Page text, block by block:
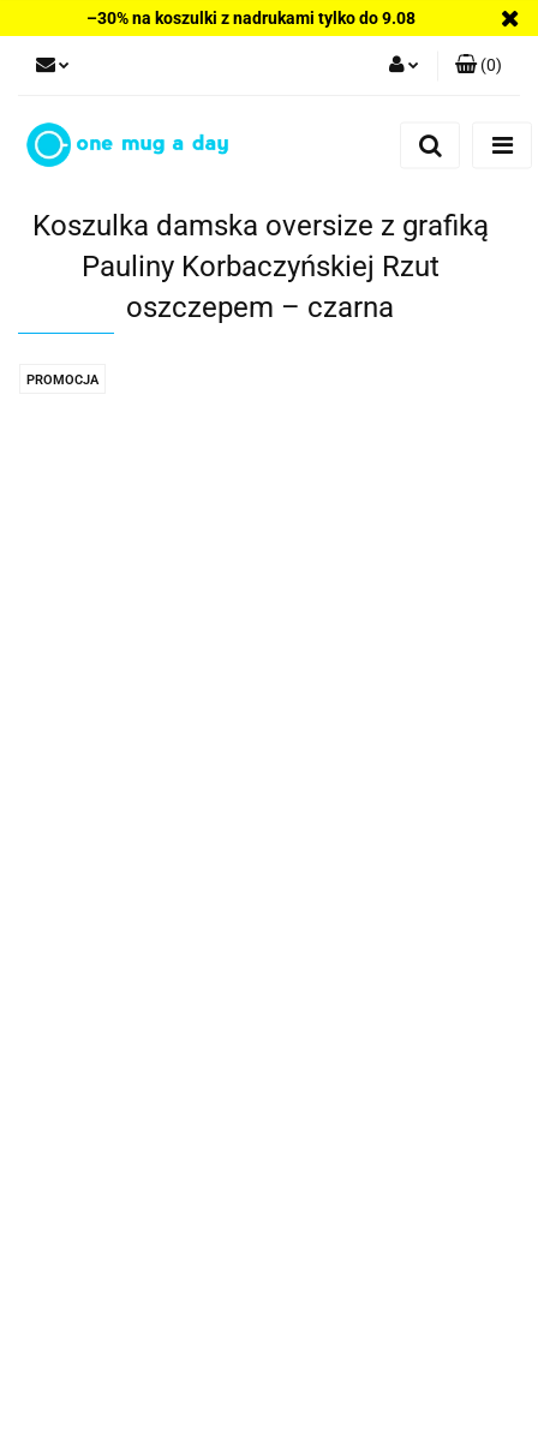
–30% na koszulki z nadrukami tylko do 9.08
(0)
Koszulka damska oversize z grafiką
Pauliny Korbaczyńskiej Rzut
oszczepem – czarna
PROMOCJA